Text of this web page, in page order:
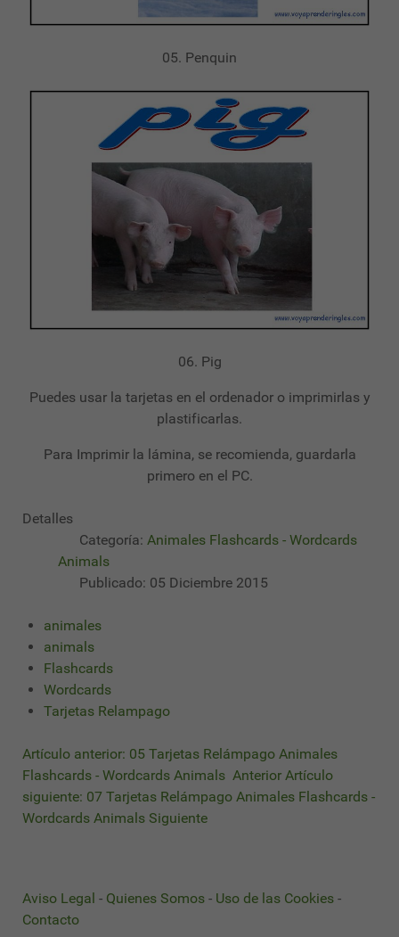
05. Penquin
06. Pig
Puedes usar la tarjetas en el ordenador o imprimirlas y
plastificarlas.
Para Imprimir la lámina, se recomienda, guardarla
primero en el PC.
Detalles
Categoría: Animales Flashcards - Wordcards
Animals
Publicado: 05 Diciembre 2015
animales
animals
Flashcards
Wordcards
Tarjetas Relampago
Artículo anterior: 05 Tarjetas Relámpago Animales
Flashcards - Wordcards Animals Anterior Artículo
siguiente: 07 Tarjetas Relámpago Animales Flashcards -
Wordcards Animals Siguiente
Aviso Legal - Quienes Somos - Uso de las Cookies -
Contacto